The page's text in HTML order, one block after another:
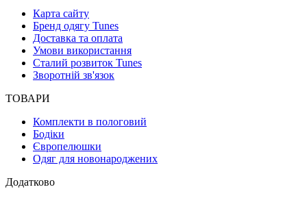
Карта сайту
Бренд одягу Tunes
Доставка та оплата
Умови використання
Сталий розвиток Tunes
Зворотній зв'язок
ТОВАРИ
Комплекти в пологовий
Бодіки
Європелюшки
Одяг для новонароджених
Додатково